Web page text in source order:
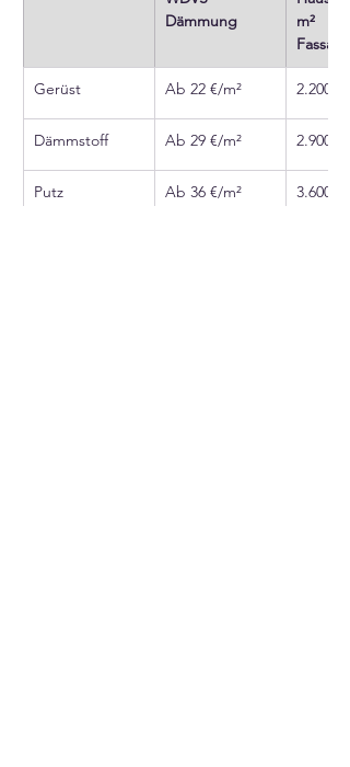
Dämmung
m²
Gerüst Ab 22 €/m² 2.200 €
Dämmstoff Ab 29 €/m² 2.900 €
Putz Ab 36 €/m² 3.600 €